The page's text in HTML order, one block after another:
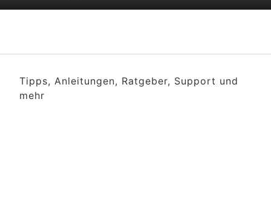
Tipps, Anleitungen, Ratgeber, Support und
mehr